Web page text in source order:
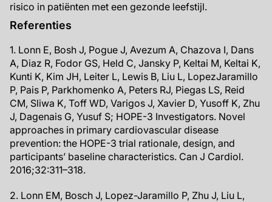
risico in patiënten met een gezonde leefstijl.
Referenties
1. Lonn E, Bosh J, Pogue J, Avezum A, Chazova I, Dans
A, Diaz R, Fodor GS, Held C, Jansky P, Keltai M, Keltai K,
Kunti K, Kim JH, Leiter L, Lewis B, Liu L, LopezJaramillo
P, Pais P, Parkhomenko A, Peters RJ, Piegas LS, Reid
CM, Sliwa K, Toff WD, Varigos J, Xavier D, Yusoff K, Zhu
J, Dagenais G, Yusuf S; HOPE-3 Investigators. Novel
approaches in primary cardiovascular disease
prevention: the HOPE-3 trial rationale, design, and
participants’ baseline characteristics. Can J Cardiol.
2016;32:311–318.
2. Lonn EM, Bosch J, Lopez-Jaramillo P, Zhu J, Liu L,